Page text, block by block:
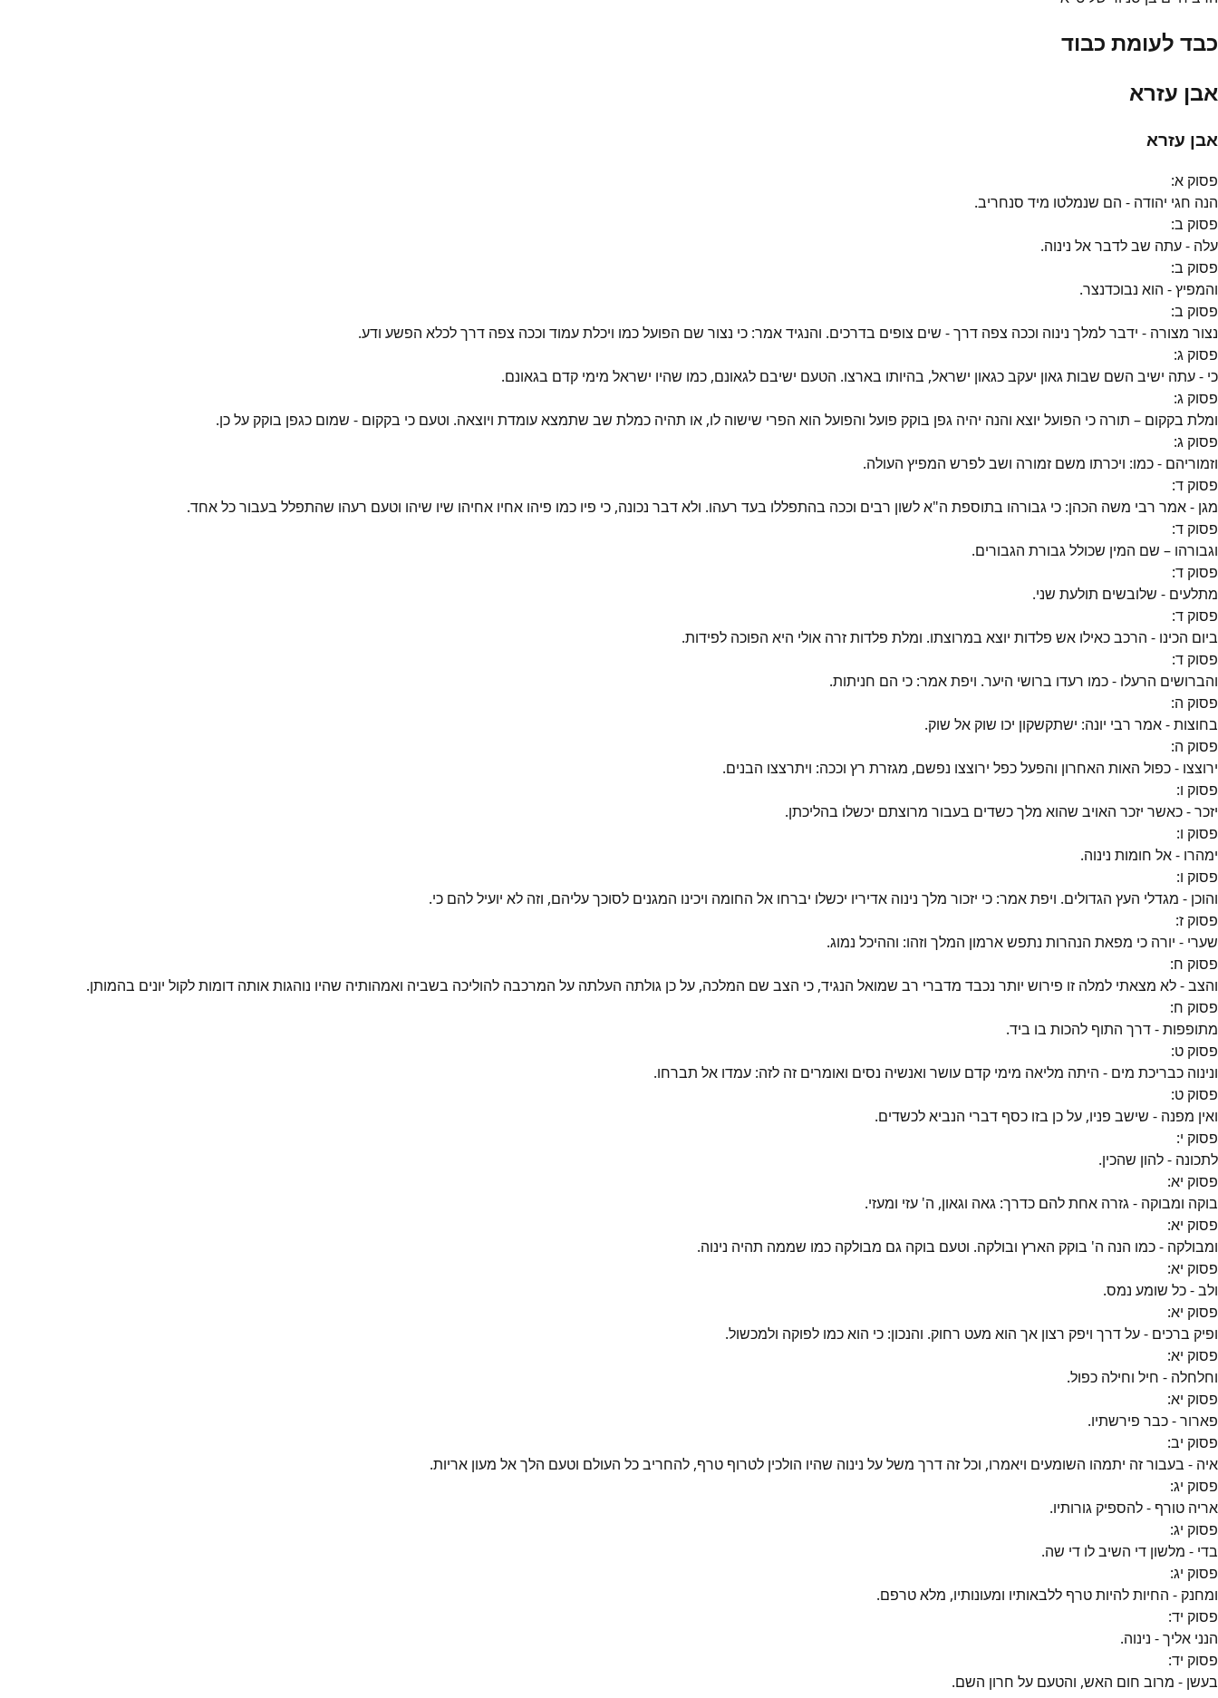
כבד לעומת כבוד
אבן עזרא
אבן עזרא
פסוק א:
הנה חגי יהודה - הם שנמלטו מיד סנחריב.
פסוק ב:
עלה - עתה שב לדבר אל נינוה.
פסוק ב:
והמפיץ - הוא נבוכדנצר.
פסוק ב:
נצור מצורה - ידבר למלך נינוה וככה צפה דרך - שים צופים בדרכים. והנגיד אמר: כי נצור שם הפועל כמו ויכלת עמוד וככה צפה דרך לכלא הפשע ודע.
פסוק ג:
כי - עתה ישיב השם שבות גאון יעקב כגאון ישראל, בהיותו בארצו. הטעם ישיבם לגאונם, כמו שהיו ישראל מימי קדם בגאונם.
פסוק ג:
ומלת בקקום – תורה כי הפועל יוצא והנה יהיה גפן בוקק פועל והפועל הוא הפרי שישוה לו, או תהיה כמלת שב שתמצא עומדת ויוצאה. וטעם כי בקקום - שמום כגפן בוקק על כן.
פסוק ג:
וזמוריהם - כמו: ויכרתו משם זמורה ושב לפרש המפיץ העולה.
פסוק ד:
מגן - אמר רבי משה הכהן: כי גבורהו בתוספת ה"א לשון רבים וככה בהתפללו בעד רעהו. ולא דבר נכונה, כי פיו כמו פיהו אחיו אחיהו שיו שיהו וטעם רעהו שהתפלל בעבור כל אחד.
פסוק ד:
וגבורהו – שם המין שכולל גבורת הגבורים.
פסוק ד:
מתלעים - שלובשים תולעת שני.
פסוק ד:
ביום הכינו - הרכב כאילו אש פלדות יוצא במרוצתו. ומלת פלדות זרה אולי היא הפוכה לפידות.
פסוק ד:
והברושים הרעלו - כמו רעדו ברושי היער. ויפת אמר: כי הם חניתות.
פסוק ה:
בחוצות - אמר רבי יונה: ישתקשקון יכו שוק אל שוק.
פסוק ה:
ירוצצו - כפול האות האחרון והפעל כפל ירוצצו נפשם, מגזרת רץ וככה: ויתרצצו הבנים.
פסוק ו:
יזכר - כאשר יזכר האויב שהוא מלך כשדים בעבור מרוצתם יכשלו בהליכתן.
פסוק ו:
ימהרו - אל חומות נינוה.
פסוק ו:
והוכן - מגדלי העץ הגדולים. ויפת אמר: כי יזכור מלך נינוה אדיריו יכשלו יברחו אל החומה ויכינו המגנים לסוכך עליהם, וזה לא יועיל להם כי.
פסוק ז:
שערי - יורה כי מפאת הנהרות נתפש ארמון המלך וזהו: וההיכל נמוג.
פסוק ח:
והצב - לא מצאתי למלה זו פירוש יותר נכבד מדברי רב שמואל הנגיד, כי הצב שם המלכה, על כן גולתה העלתה על המרכבה להוליכה בשביה ואמהותיה שהיו נוהגות אותה דומות לקול יונים בהמותן.
פסוק ח:
מתופפות - דרך התוף להכות בו ביד.
פסוק ט:
ונינוה כבריכת מים - היתה מליאה מימי קדם עושר ואנשיה נסים ואומרים זה לזה: עמדו אל תברחו.
פסוק ט:
ואין מפנה - שישב פניו, על כן בזו כסף דברי הנביא לכשדים.
פסוק י:
לתכונה - להון שהכין.
פסוק יא:
בוקה ומבוקה - גזרה אחת להם כדרך: גאה וגאון, ה' עזי ומעזי.
פסוק יא:
ומבולקה - כמו הנה ה' בוקק הארץ ובולקה. וטעם בוקה גם מבולקה כמו שממה תהיה נינוה.
פסוק יא:
ולב - כל שומע נמס.
פסוק יא:
ופיק ברכים - על דרך ויפק רצון אך הוא מעט רחוק. והנכון: כי הוא כמו לפוקה ולמכשול.
פסוק יא:
וחלחלה - חיל וחילה כפול.
פסוק יא:
פארור - כבר פירשתיו.
פסוק יב:
איה - בעבור זה יתמהו השומעים ויאמרו, וכל זה דרך משל על נינוה שהיו הולכין לטרוף טרף, להחריב כל העולם וטעם הלך אל מעון אריות.
פסוק יג:
אריה טורף - להספיק גורותיו.
פסוק יג:
בדי - מלשון די השיב לו די שה.
פסוק יג:
ומחנק - החיות להיות טרף ללבאותיו ומעונותיו, מלא טרפם.
פסוק יד:
הנני אליך - נינוה.
פסוק יד:
בעשן - מרוב חום האש, והטעם על חרון השם.